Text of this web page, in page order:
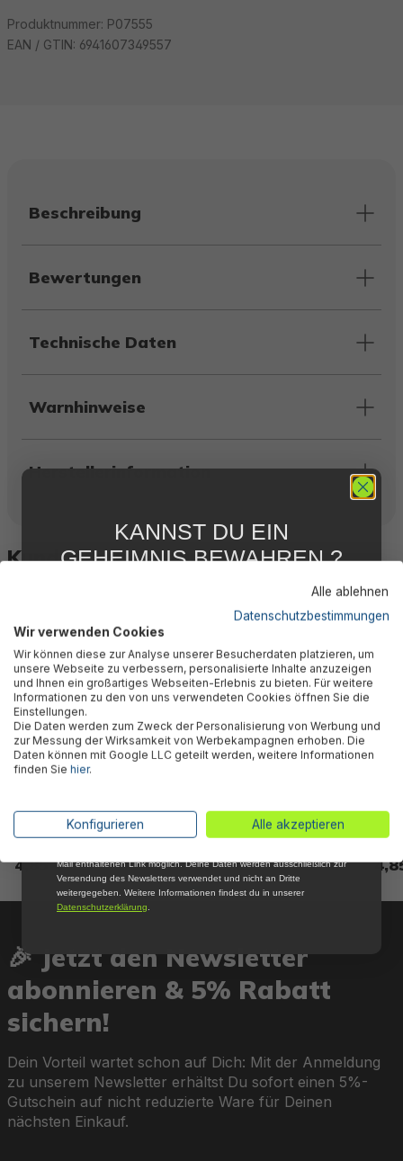
Produktnummer: P07555
EAN / GTIN: 6941607349557
Beschreibung
Bewertungen
Technische Daten
Warnhinweise
Herstellerinformation
Kunden kauften auch
Bestway® Ersatzteil
(ausgenommen 2.006 / 3.028
l/h)
4,85 €* 5,85 €*
🎉 Jetzt den Newsletter
abonnieren & 5% Rabatt
sichern!
Dein Vorteil wartet schon auf Dich: Mit der Anmeldung
zu unserem Newsletter erhältst Du sofort einen 5%-
Gutschein auf nicht reduzierte Ware für Deinen
nächsten Einkauf.
Alle ablehnen
Datenschutzbestimmungen
Wir verwenden Cookies
Wir können diese zur Analyse unserer Besucherdaten platzieren, um
unsere Webseite zu verbessern, personalisierte Inhalte anzuzeigen
und Ihnen ein großartiges Webseiten-Erlebnis zu bieten. Für weitere
Informationen zu den von uns verwendeten Cookies öffnen Sie die
Einstellungen.
Die Daten werden zum Zweck der Personalisierung von Werbung und
zur Messung der Wirksamkeit von Werbekampagnen erhoben. Die
Daten können mit Google LLC geteilt werden, weitere Informationen
finden Sie hier.
Konfigurieren Alle akzeptieren
KANNST DU EIN
GEHEIMNIS BEWAHREN ?
FÜR DICH
Abonniere jetzt unseren kostenlosen
Newsletter, verpasse keine Neuigkeiten und
Aktionen mehr und sichere Dir 5 %
Willkommensrabatt auf nicht reduzierte Ware
bei Deiner ersten Bestellung !*
Email
*Mit der Anmeldung zum Newsletter stimmst du zu, regelmäßig per E-
Mail über aktuelle Angebote, Aktionen und Produktneuheiten
Mail enthaltenen Link möglich. Deine Daten werden ausschließlich zur
Versendung des Newsletters verwendet und nicht an Dritte
weitergegeben. Weitere Informationen findest du in unserer
Datenschutzerklärung